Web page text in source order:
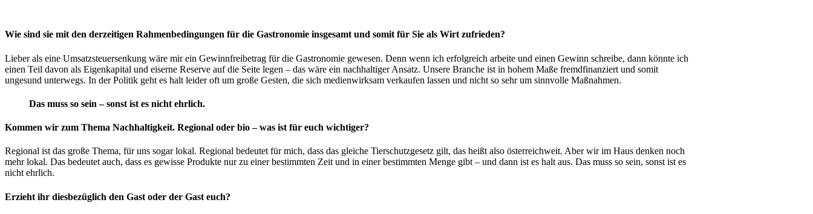
Wie sind sie mit den derzeitigen Rahmenbedingungen für die Gastronomie insgesamt und somit für Sie als Wirt zufrieden?
Lieber als eine Umsatzsteuersenkung wäre mir ein Gewinnfreibetrag für die Gastronomie gewesen. Denn wenn ich erfolgreich arbeite und einen Gewinn schreibe, dann könnte ich
einen Teil davon als Eigenkapital und eiserne Reserve auf die Seite legen – das wäre ein nachhaltiger Ansatz. Unsere Branche ist in hohem Maße fremdfinanziert und somit
ungesund unterwegs. In der Politik geht es halt leider oft um große Gesten, die sich medienwirksam verkaufen lassen und nicht so sehr um sinnvolle Maßnahmen.
Das muss so sein – sonst ist es nicht ehrlich.
Kommen wir zum Thema Nachhaltigkeit. Regional oder bio – was ist für euch wichtiger?
Regional ist das große Thema, für uns sogar lokal. Regional bedeutet für mich, dass das gleiche Tierschutzgesetz gilt, das heißt also österreichweit. Aber wir im Haus denken noch
mehr lokal. Das bedeutet auch, dass es gewisse Produkte nur zu einer bestimmten Zeit und in einer bestimmten Menge gibt – und dann ist es halt aus. Das muss so sein, sonst ist es
nicht ehrlich.
Erzieht ihr diesbezüglich den Gast oder der Gast euch?